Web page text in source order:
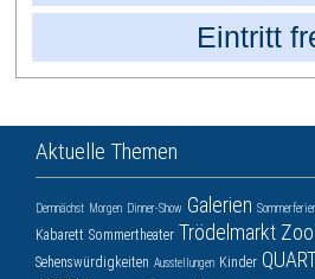
Eintritt
Aktuelle Themen
Demnächst Morgen Dinner-Show Galerien
Kabarett Sommertheater Trödelmarkt
Sehenswürdigkeiten Ausstellungen Kinder